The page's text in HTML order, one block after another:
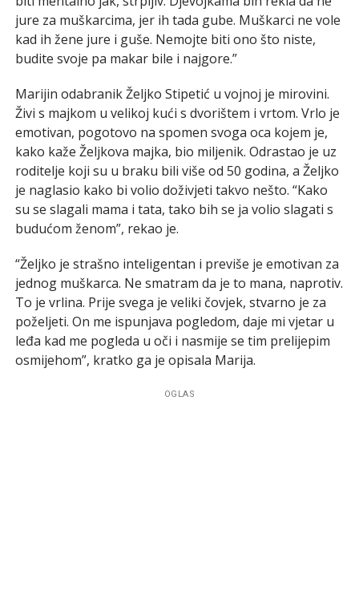
jure za muškarcima, jer ih tada gube. Muškarci ne vole
kad ih žene jure i guše. Nemojte biti ono što niste,
budite svoje pa makar bile i najgore.”
Marijin odabranik Željko Stipetić u vojnoj je mirovini.
Živi s majkom u velikoj kući s dvorištem i vrtom. Vrlo je
emotivan, pogotovo na spomen svoga oca kojem je,
kako kaže Željkova majka, bio miljenik. Odrastao je uz
roditelje koji su u braku bili više od 50 godina, a Željko
je naglasio kako bi volio doživjeti takvo nešto. “Kako
su se slagali mama i tata, tako bih se ja volio slagati s
budućom ženom”, rekao je.
“Željko je strašno inteligentan i previše je emotivan za
jednog muškarca. Ne smatram da je to mana, naprotiv.
To je vrlina. Prije svega je veliki čovjek, stvarno je za
poželjeti. On me ispunjava pogledom, daje mi vjetar u
leđa kad me pogleda u oči i nasmije se tim prelijepim
osmijehom”, kratko ga je opisala Marija.
OGLAS